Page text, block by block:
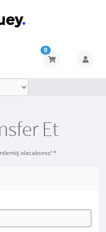
0
Et
olacaksınız! *